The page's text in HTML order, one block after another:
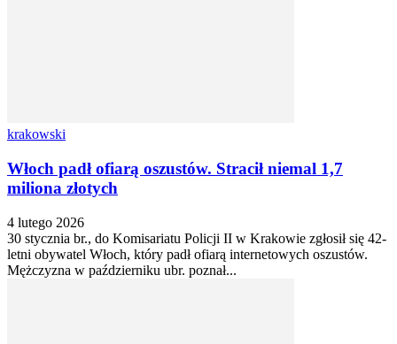
krakowski
Włoch padł ofiarą oszustów. Stracił niemal 1,7
miliona złotych
4 lutego 2026
30 stycznia br., do Komisariatu Policji II w Krakowie zgłosił się 42-
letni obywatel Włoch, który padł ofiarą internetowych oszustów.
Mężczyzna w październiku ubr. poznał...